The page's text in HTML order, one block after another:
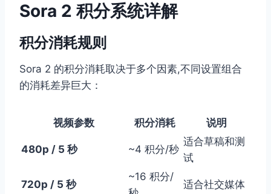
Sora 2 积分系统详解
积分消耗规则
Sora 2 的积分消耗取决于多个因素,不同设置组合
的消耗差异巨大：
视频参数 积分消耗 说明
480p / 5 秒 ~4 积分/秒
适合草稿和测
试
720p / 5 秒
~16 积分/
适合社交媒体